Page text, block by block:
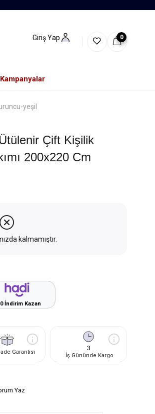
Giriş Yap 0
Kampanyalar
yeşil
Çift Kişilik
200x220 Cm
kalmamıştır.
İndirim Kazan
Garantisi 3
İş Gününde Kargo
Yaz